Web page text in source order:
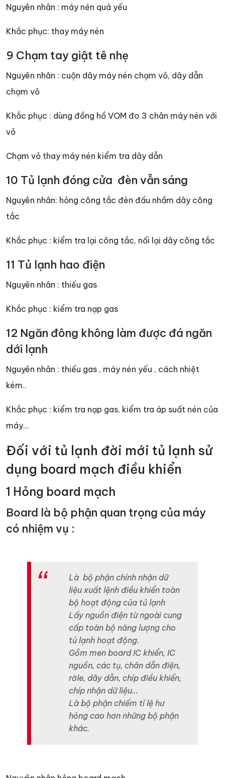
Nguyên nhân : máy nén quá yếu
Khắc phục: thay máy nén
9 Chạm tay giật tê nhẹ
Nguyên nhân : cuộn dây máy nén chạm vỏ, dây dẫn
chạm vỏ
Khắc phục : dùng đồng hồ VOM đo 3 chân máy nén với
vỏ
Chạm vỏ thay máy nén kiểm tra dây dẫn
10 Tủ lạnh đóng cửa đèn vẫn sáng
Nguyên nhân: hỏng công tắc đèn đấu nhầm dây công
tắc
Khắc phục : kiểm tra lại công tắc, nối lại dây công tắc
11 Tủ lạnh hao điện
Nguyên nhân : thiếu gas
Khắc phục : kiểm tra nạp gas
12 Ngăn đông không làm được đá ngăn
dới lạnh
Nguyên nhân : thiếu gas , máy nén yếu , cách nhiệt
kém..
Khắc phục : kiểm tra nạp gas, kiểm tra áp suất nén của
máy…
Đối với tủ lạnh đời mới tủ lạnh sử
dụng board mạch điều khiển
1 Hỏng board mạch
Board là bộ phận quan trọng của máy
có nhiệm vụ :
Là bộ phận chính nhận dữ
liệu xuất lệnh điều khiển toàn
bộ hoạt động của tủ lạnh
Lấy nguồn điện từ ngoài cung
cấp toàn bộ năng lượng cho
tủ lạnh hoạt động.
Gồm men board IC khiển, IC
nguồn, các tụ, chân dẫn điện,
rờle, dây dẫn, chíp điều khiển,
chíp nhận dữ liệu…
Là bộ phận chiếm tỉ lệ hư
hỏng cao hơn những bộ phận
khác.